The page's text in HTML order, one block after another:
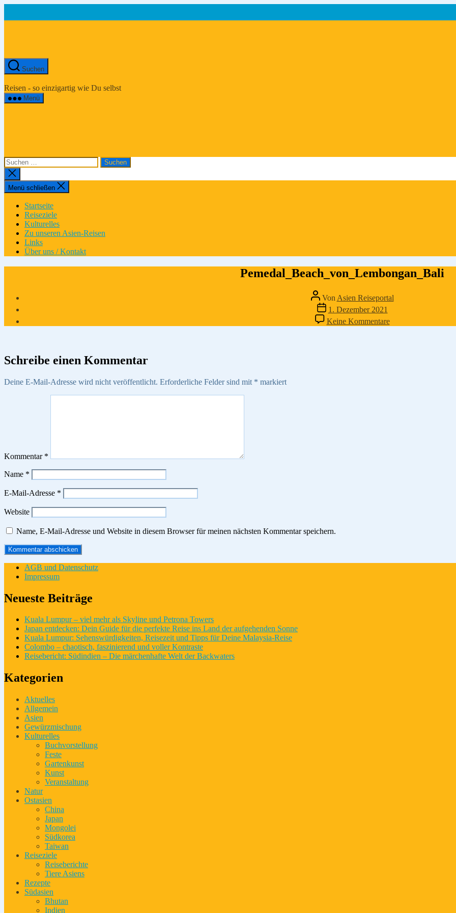
Suchen
Reiseportal
Reisen - so einzigartig wie Du selbst
Menü
Suchen
nach:
Suche
schließen
Menü schließen
Startseite
Reiseziele
Kulturelles
Zu unseren Asien-Reisen
Links
Über uns / Kontakt
Pemedal_Beach_von_Lembongan_Bali
Beitragsautor
Von Asien Reiseportal
Veröffentlichungsdatum
1. Dezember 2021
Keine Kommentarezu
Schreibe einen Kommentar
Deine E-Mail-Adresse wird nicht veröffentlicht. Erforderliche Felder sind mit * markiert
Kommentar *
Name *
E-Mail-Adresse *
Website
Name, E-Mail-Adresse und Website in diesem Browser für meinen nächsten Kommentar speichern.
AGB und Datenschutz
Impressum
Neueste Beiträge
Kuala Lumpur – viel mehr als Skyline und Petrona Towers
Japan entdecken: Dein Guide für die perfekte Reise ins Land der aufgehenden Sonne
Kuala Lumpur: Sehenswürdigkeiten, Reisezeit und Tipps für Deine Malaysia-Reise
Colombo – chaotisch, faszinierend und voller Kontraste
Reisebericht: Südindien – Die märchenhafte Welt der Backwaters
Kategorien
Aktuelles
Allgemein
Asien
Gewürzmischung
Kulturelles
Buchvorstellung
Feste
Gartenkunst
Kunst
Veranstaltung
Natur
Ostasien
China
Japan
Mongolei
Südkorea
Taiwan
Reiseziele
Reiseberichte
Tiere Asiens
Rezepte
Südasien
Bhutan
Indien